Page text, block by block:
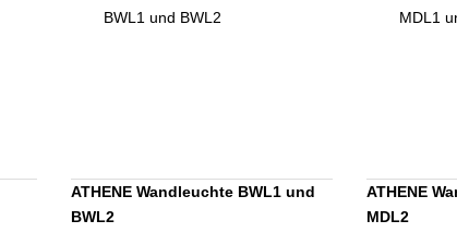
ATHENE Wandleuchte BWL1 und
BWL2
ATHENE
MDL2